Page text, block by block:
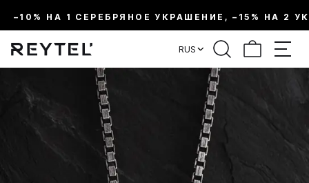
–10% НА 1 СЕРЕБРЯНОЕ УКРАШЕНИЕ, –15% НА 2
RUS